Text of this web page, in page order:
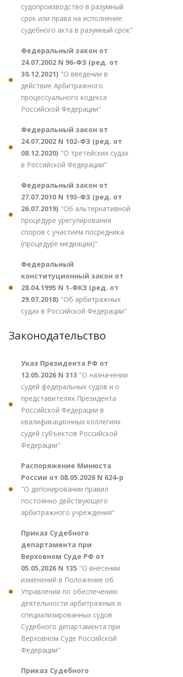
судопроизводство в разумный
срок или права на исполнение
судебного акта в разумный срок"
Федеральный закон от
24.07.2002 N 96-ФЗ (ред. от
30.12.2021) "О введении в
действие Арбитражного
процессуального кодекса
Российской Федерации"
Федеральный закон от
24.07.2002 N 102-ФЗ (ред. от
08.12.2020) "О третейских судах
в Российской Федерации"
Федеральный закон от
27.07.2010 N 193-ФЗ (ред. от
26.07.2019) "Об альтернативной
процедуре урегулирования
споров с участием посредника
(процедуре медиации)"
Федеральный
конституционный закон от
28.04.1995 N 1-ФКЗ (ред. от
29.07.2018) "Об арбитражных
судах в Российской Федерации"
Законодательство
Указ Президента РФ от
12.05.2026 N 313 "О назначении
судей федеральных судов и о
представителях Президента
Российской Федерации в
квалификационных коллегиях
судей субъектов Российской
Федерации"
Распоряжение Минюста
России от 08.05.2026 N 624-р
"О депонировании правил
постоянно действующего
арбитражного учреждения"
Приказ Судебного
департамента при
Верховном Суде РФ от
05.05.2026 N 135 "О внесении
изменений в Положение об
Управлении по обеспечению
деятельности арбитражных и
специализированных судов
Судебного департамента при
Верховном Суде Российской
Федерации"
Приказ Судебного